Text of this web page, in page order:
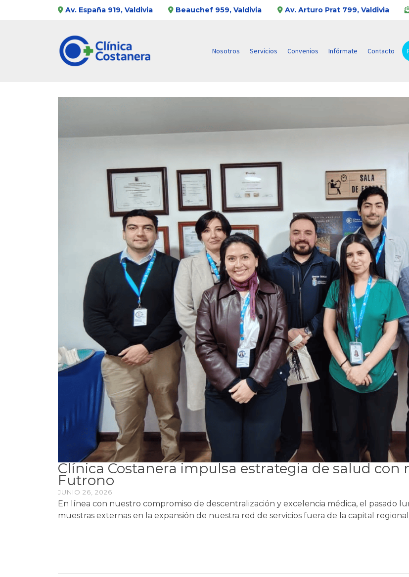
Av. España 919, Valdivia Beauchef 959, Valdivia Av. Arturo Prat 799, Valdivia
Nosotros Servicios Convenios Infórmate Contacto
Clínica Costanera impulsa estrategia de salud con
Futrono
JUNIO 26, 2026
En línea con nuestro compromiso de descentralización y excelencia médica, el pasado
muestras externas en la expansión de nuestra red de servicios fuera de la capital